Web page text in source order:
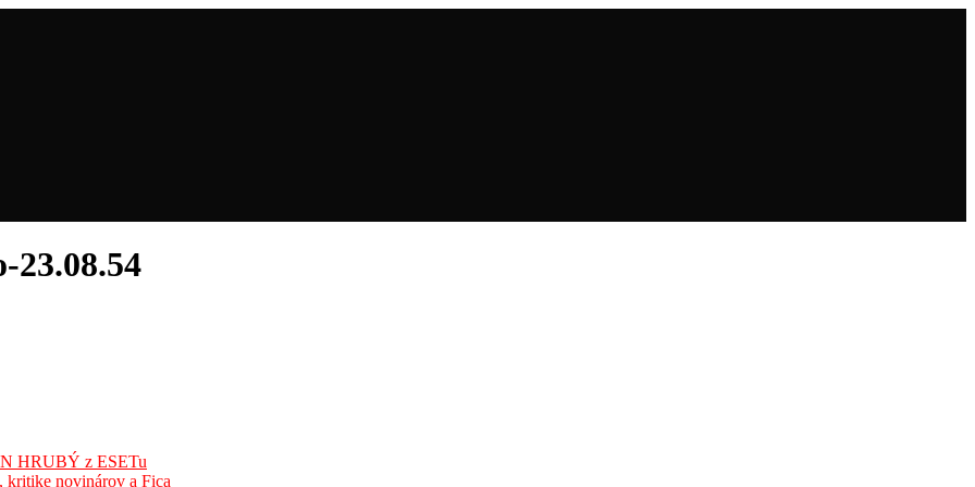
23.08.54
HRUBÝ z ESETu
kritike novinárov a Fica